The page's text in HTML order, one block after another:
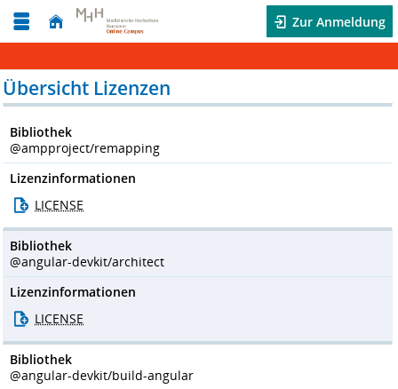
Zur Anmeldung
Übersicht Lizenzen
Bibliothek
@ampproject/remapping
Lizenzinformationen
LICENSE
Bibliothek
@angular-devkit/architect
Lizenzinformationen
LICENSE
Bibliothek
@angular-devkit/build-angular